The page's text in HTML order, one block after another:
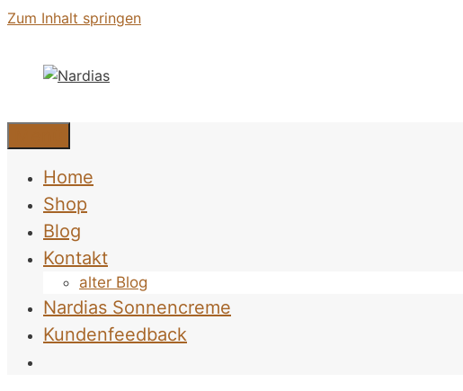
Zum Inhalt springen
Home
Shop
Blog
Kontakt
alter Blog
Nardias Sonnencreme
Kundenfeedback